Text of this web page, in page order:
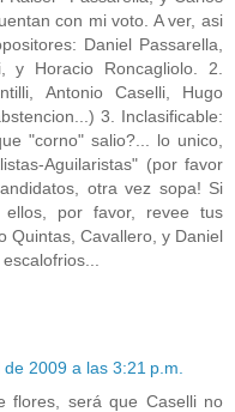
con mi voto. A ver, asi
Daniel Passarella,
y Horacio Roncagliolo. 2.
Antonio Caselli, Hugo
3. Inclasificable:
"corno" salio?... lo unico,
Aguilaristas" (por favor
otra vez sopa! Si
por favor, revee tus
Quintas, Cavallero, y Daniel
2009 a las 3:21 p.m.
flores, será que Caselli no